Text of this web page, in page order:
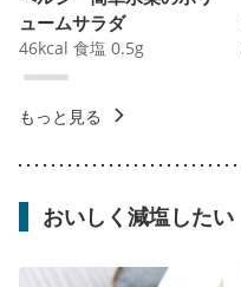
ュームサラダ
46kcal 食塩 0.5g
もっと見る
おいしく減塩したい